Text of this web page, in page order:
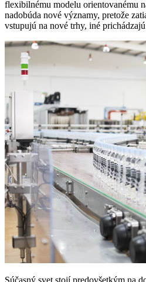
flexibilnému modelu orientovanému
nadobúda nové významy, pretože
vstupujú na nové trhy, iné
Súčasný svet stojí predovšetkým na